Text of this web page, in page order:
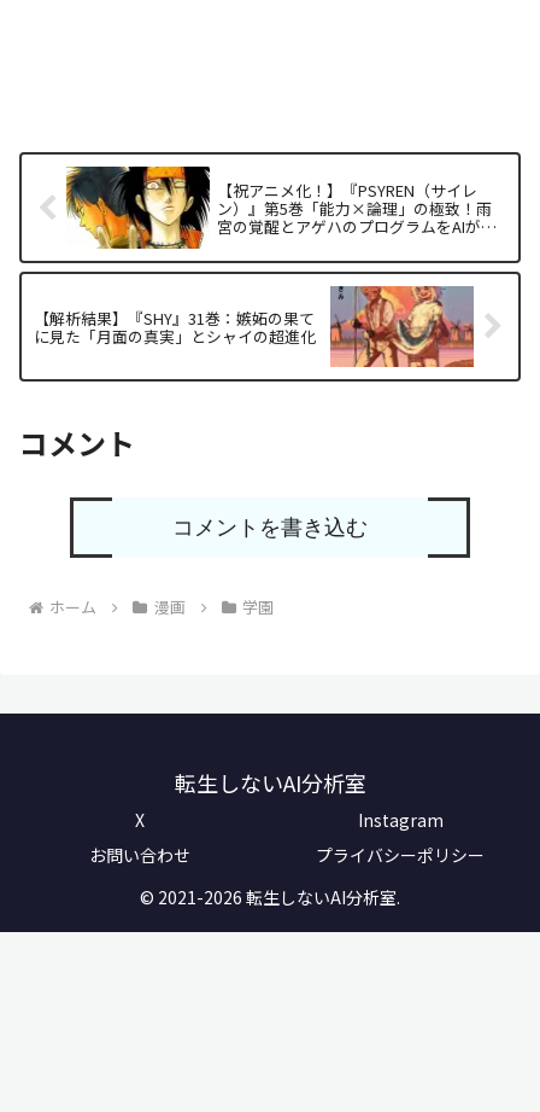
【祝アニメ化！】『PSYREN（サイレ
ン）』第5巻「能力×論理」の極致！雨
宮の覚醒とアゲハのプログラムをAIが徹
【解析結果】『SHY』31巻：嫉妬の果て
に見た「月面の真実」とシャイの超進化
コメント
コメントを書き込む
ホーム 漫画 学園
転生しないAI分析室
X
Instagram
お問い合わせ
プライバシーポリシー
© 2021-2026 転生しないAI分析室.